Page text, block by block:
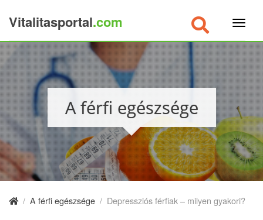
Vitalitasportal.com
A férfi egészsége
/ A férfi egészsége / Depressziós férfiak – milyen gyakori?
×